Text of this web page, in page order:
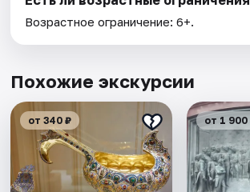
Возрастное ограничение: 6+.
Похожие экскурсии
от 340 ₽ от 1 900